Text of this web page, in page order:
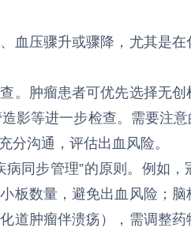
血压骤升或骤降，尤其是
。肿瘤患者可优先选择无
影等进一步检查。需要注
分沟通，评估出血风险。
同步管理”的原则。例如
板数量，避免出血风险；脑
道肿瘤伴溃疡），需调整药